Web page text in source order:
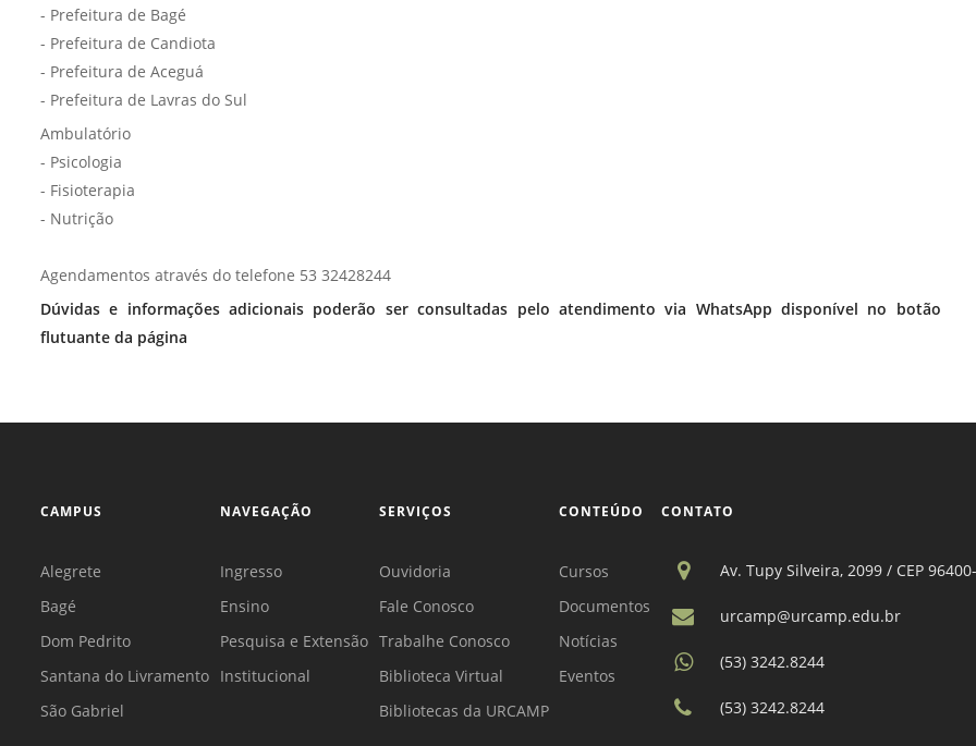
- Prefeitura de Bagé
- Prefeitura de Candiota
- Prefeitura de Aceguá
- Prefeitura de Lavras do Sul
Ambulatório
- Psicologia
- ⁠Fisioterapia
- ⁠Nutrição
Agendamentos através do telefone 53 32428244
Dúvidas e informações adicionais poderão ser consultadas pelo atendimento via WhatsApp disponível no botão
flutuante da página
CAMPUS
Alegrete
Bagé
Dom Pedrito
Santana do Livramento
São Gabriel
NAVEGAÇÃO
Ingresso
Ensino
Pesquisa e Extensão
Institucional
SERVIÇOS
Ouvidoria
Fale Conosco
Trabalhe Conosco
Biblioteca Virtual
Bibliotecas da URCAMP
CONTEÚDO
Cursos
Documentos
Notícias
Eventos
CONTATO
Av. Tupy Silveira, 2099 / CEP
urcamp@urcamp.edu.br
(53) 3242.8244
(53) 3242.8244